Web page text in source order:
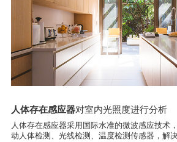
人体存在感应器对室内光照度进行分析
人体存在感应器采用国际水准的微波感应技术
动人体检测、光线检测、温度检测传感器，解